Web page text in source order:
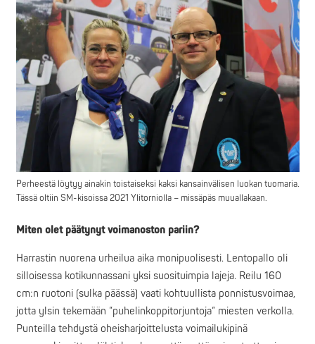
Perheestä löytyy ainakin toistaiseksi kaksi kansainvälisen luokan tuomaria.
Tässä oltiin SM-kisoissa 2021 Ylitorniolla – missäpäs muuallakaan.
Miten olet päätynyt voimanoston pariin?
Harrastin nuorena urheilua aika monipuolisesti. Lentopallo oli
silloisessa kotikunnassani yksi suosituimpia lajeja. Reilu 160
cm:n ruotoni (sulka päässä) vaati kohtuullista ponnistusvoimaa,
jotta ylsin tekemään ”puhelinkoppitorjuntoja” miesten verkolla.
Punteilla tehdystä oheisharjoittelusta voimailukipinä